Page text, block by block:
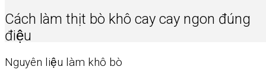
Cách làm thịt bò khô cay cay ngon đúng
điệu
Nguyên liệu làm khô bò